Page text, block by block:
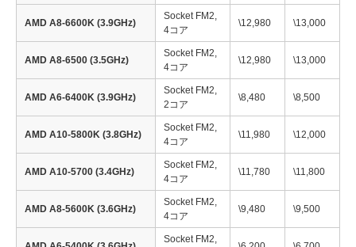
AMD A8-6600K (3.9GHz)
Socket FM2,
4コア
\12,980 \13,000
AMD A8-6500 (3.5GHz)
Socket FM2,
4コア
\12,980 \13,000
AMD A6-6400K (3.9GHz)
Socket FM2,
2コア
\8,480 \8,500
AMD A10-5800K (3.8GHz)
Socket FM2,
4コア
\11,980 \12,000
AMD A10-5700 (3.4GHz)
Socket FM2,
4コア
\11,780 \11,800
AMD A8-5600K (3.6GHz)
Socket FM2,
4コア
\9,480 \9,500
Socket FM2,